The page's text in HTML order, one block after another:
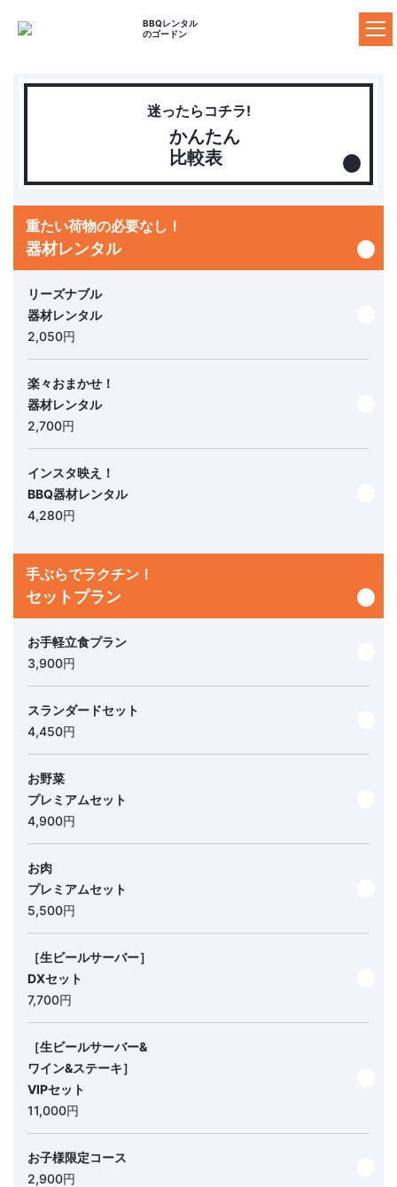
BBQレンタル
のゴードン
器材レンタルプラ
ン
ドリンクプラン 追加器材 追加食材
BBQ場の案内
施設の特長からBBQ場を探す
マップからBBQ場を探す
おすすめBBQ場
お客様の声
迷ったらコチラ!
かんたん
比較表
重たい荷物の必要なし！
器材レンタル
リーズナブル
器材レンタル
2,050円
楽々おまかせ！
器材レンタル
2,700円
インスタ映え！
BBQ器材レンタル
4,280円
手ぶらでラクチン！
セットプラン
お手軽立食プラン
3,900円
スランダードセット
4,450円
お野菜
プレミアムセット
4,900円
お肉
プレミアムセット
5,500円
［生ビールサーバー］
DXセット
7,700円
［生ビールサーバー&
ワイン&ステーキ］
VIPセット
11,000円
お子様限定コース
2,900円